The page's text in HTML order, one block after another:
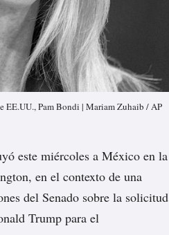
EE.UU., Pam Bondi | Mariam Zuhaib / AP
este miércoles a México en la
en el contexto de una
del Senado sobre la solicitud
Trump para el